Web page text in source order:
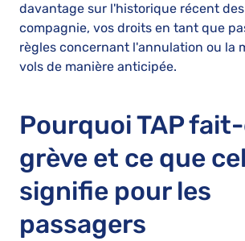
davantage sur l'historique récent
compagnie, vos droits en tant que
règles concernant l'annulation ou la
vols de manière anticipée.
Pourquoi TAP
grève et ce que
signifie pour les
passagers